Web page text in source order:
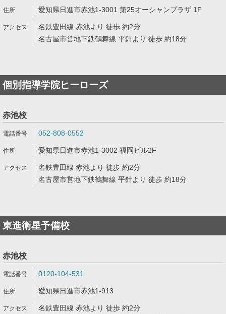
愛知県日進市赤池1-3001 第25オーシャンプラザ 1F
名鉄豊田線 赤池より 徒歩 約2分
名古屋市営地下鉄鶴舞線 平針より 徒歩 約18分
個別指導学院ヒーローズ
赤池校
052-808-0552
愛知県日進市赤池1-3002 福岡ビル2F
名鉄豊田線 赤池より 徒歩 約2分
名古屋市営地下鉄鶴舞線 平針より 徒歩 約18分
東進衛星予備校
赤池校
0120-104-531
愛知県日進市赤池1-913
名鉄豊田線 赤池より 徒歩 約2分